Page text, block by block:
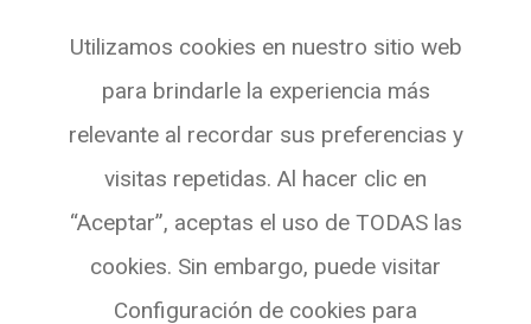
Pg. de Gràcia, 55,
Planta 3 Oficina 4
08007 BARCELONA
Utilizamos cookies en nuestro sitio web
para brindarle la experiencia más
relevante al recordar sus preferencias y
visitas repetidas. Al hacer clic en
“Aceptar”, aceptas el uso de TODAS las
cookies. Sin embargo, puede visitar
Configuración de cookies para